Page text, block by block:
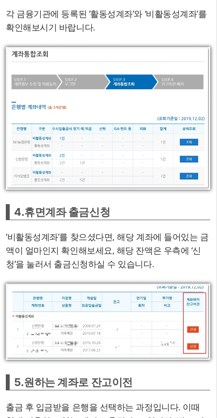
각 금융기관에 등록된 ‘활동성계좌’와 ‘비활동성계좌’를
확인해보시기 바랍니다.
4.휴면계좌 출금신청
‘비활동성계좌’를 찾으셨다면, 해당 계좌에 들어있는 금
액이 얼마인지 확인해보세요, 해당 잔액은 우측에 ‘신
청’을 눌러서 출금신청하실 수 있습니다.
5.원하는 계좌로 잔고이전
출금 후 입금받을 은행을 선택하는 과정입니다. 이때